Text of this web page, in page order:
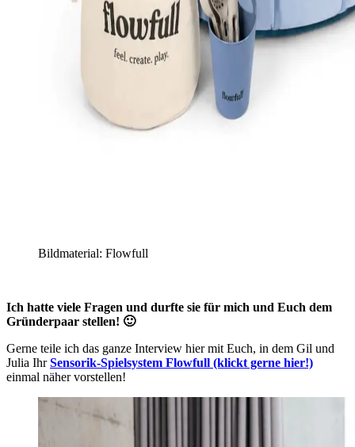
Bildmaterial: Flowfull
Ich hatte viele Fragen und durfte sie für mich und Euch dem
Gründerpaar stellen! 🙂
Gerne teile ich das ganze Interview hier mit Euch, in dem Gil und
Julia IhrSensorik-Spielsystem Flowfull (klickt gerne hier!)
einmal näher vorstellen!